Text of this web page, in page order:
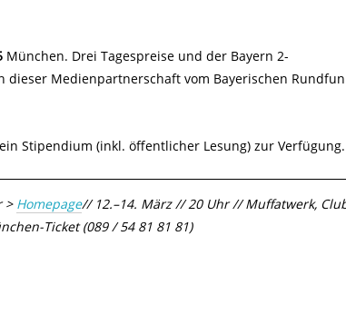
München. Drei Tagespreise und der Bayern 2-
dieser Medienpartnerschaft vom Bayerischen
Stipendium (inkl. öffentlicher Lesung) zur Verfügung.
> Homepage// 12.–14. März // 20 Uhr // Muffatwerk,
Ticket (089 / 54 81 81 81)